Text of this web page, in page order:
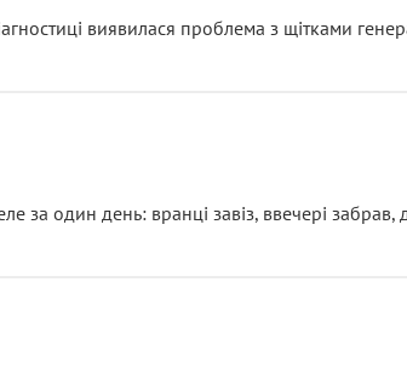
виявилася проблема з щітками
один день: вранці завіз, ввечері